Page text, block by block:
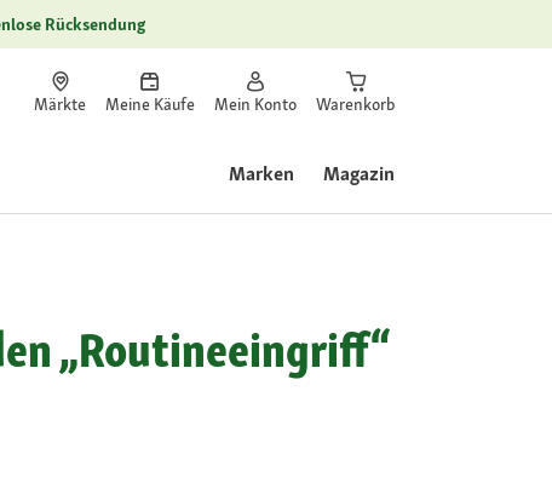
Rücksendung
Märkte Meine Käufe Mein Konto Warenkorb
Marken Magazin
„Routineeingriff“